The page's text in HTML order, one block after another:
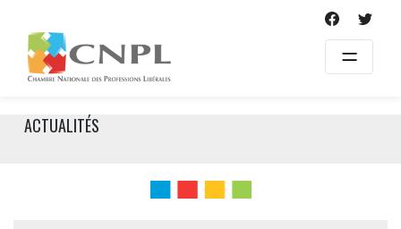
content
ACTUALITÉS